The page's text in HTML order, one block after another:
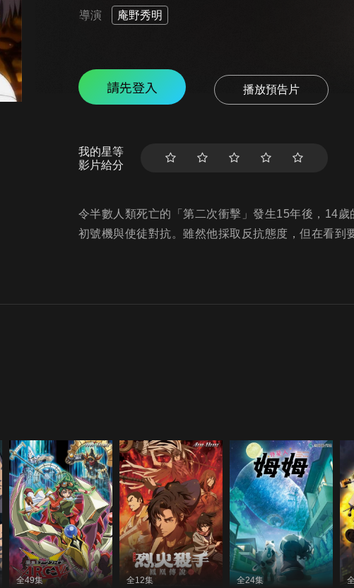
導演 庵野秀明
請先登入 播放預告片
我的星等
影片給分
令半數人類死亡的「第二次衝擊」發生15年後，14
初號機與使徒對抗。雖然他採取反抗態度，但在看
全49集 全12集 全24集